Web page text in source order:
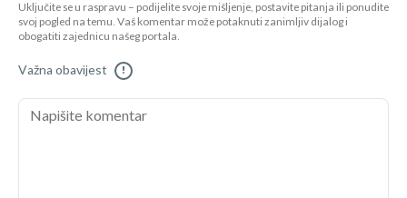
Uključite se u raspravu – podijelite svoje mišljenje, postavite pitanja ili ponudite
svoj pogled na temu. Vaš komentar može potaknuti zanimljiv dijalog i
obogatiti zajednicu našeg portala.
Važna obavijest !